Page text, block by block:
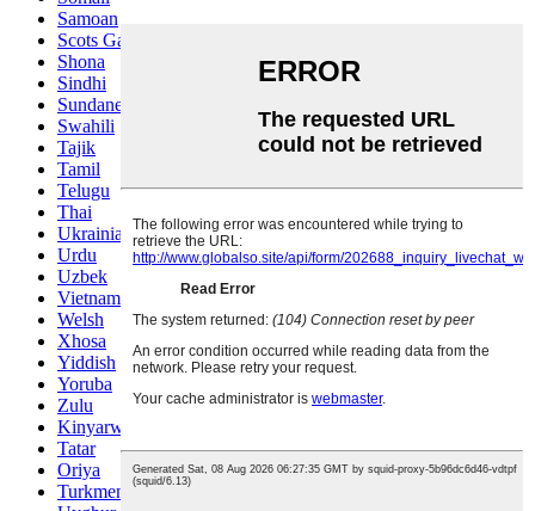
Samoan
Scots Gaelic
Shona
Sindhi
Sundanese
Swahili
Tajik
Tamil
Telugu
Thai
Ukrainian
Urdu
Uzbek
Vietnamese
Welsh
Xhosa
Yiddish
Yoruba
Zulu
Kinyarwanda
Tatar
Oriya
Turkmen